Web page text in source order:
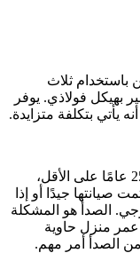
باستخدام ثلاث
كبير بهيكل فولاذي. يوفر
يأتي بتكلفة متزايدة.
يجب أن تستمر منازل حاويات الشحن لمدة 25 عامًا على الأقل،
أطول من 50 عامًا إذا تمت صيانتها جيدًا أو إذا
الصدأ هو المشكلة
عمر منزل حاوية
الصدأ أمر مهم.